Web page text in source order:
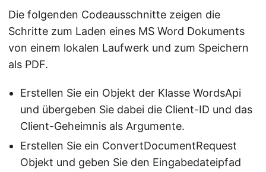
Die folgenden Codeausschnitte zeigen die
Schritte zum Laden eines MS Word Dokuments
von einem lokalen Laufwerk und zum Speichern
als PDF.
Erstellen Sie ein Objekt der Klasse WordsApi
und übergeben Sie dabei die Client-ID und das
Client-Geheimnis als Argumente.
Erstellen Sie ein ConvertDocumentRequest
Objekt und geben Sie den Eingabedateipfad